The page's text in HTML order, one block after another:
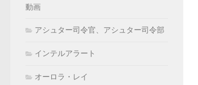
動画
アシュター司令官、アシュター司令部
インテルアラート
オーロラ・レイ